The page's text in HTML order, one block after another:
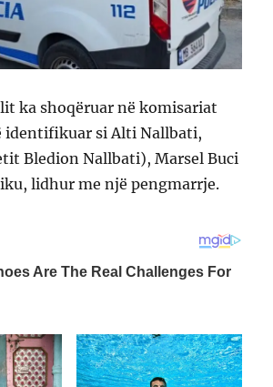
ka shoqëruar në komisariat
identifikuar si Alti Nallbati,
Bledion Nallbati), Marsel Buci
lidhur me një pengmarrje.